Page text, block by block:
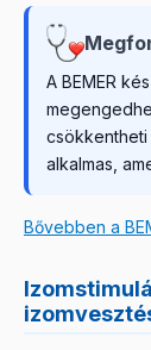
A BEMER
alkalmas,
Bővebben a